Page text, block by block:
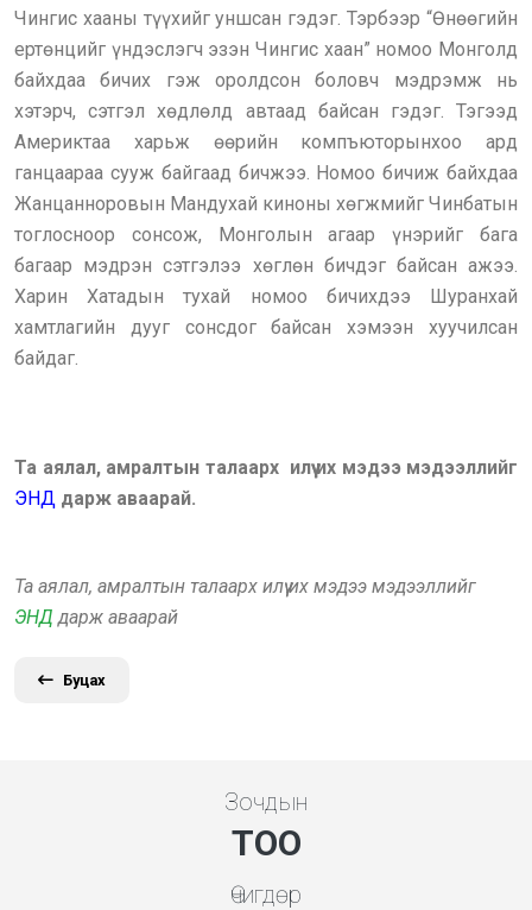
Чингис хааны түүхийг уншсан гэдэг. Тэрбээр “Өнөөгийн
ертөнцийг үндэслэгч эзэн Чингис хаан” номоо Монголд
байхдаа бичих гэж оролдсон боловч мэдрэмж нь
хэтэрч, сэтгэл хөдлөлд автаад байсан гэдэг. Тэгээд
Америктаа харьж өөрийн компъюторынхоо ард
ганцаараа сууж байгаад бичжээ. Номоо бичиж байхдаа
Жанцанноровын Мандухай киноны хөгжмийг Чинбатын
тоглосноор сонсож, Монголын агаар үнэрийг бага
багаар мэдрэн сэтгэлээ хөглөн бичдэг байсан ажээ.
Харин Хатадын тухай номоо бичихдээ Шуранхай
хамтлагийн дууг сонсдог байсан хэмээн хуучилсан
байдаг.
Та аялал, амралтын талаарх илүү их мэдээ мэдээллийг
ЭНД дарж аваарай.
Та аялал, амралтын талаарх илүү их мэдээ мэдээллийг
ЭНД дарж аваарай
Буцах
Зочдын
ТОО
Өчигдөр